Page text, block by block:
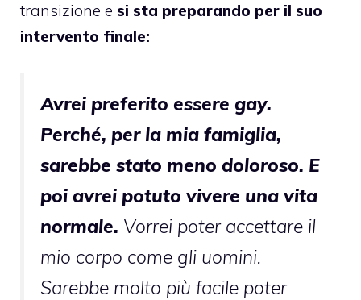
transizione e si sta preparando per il suo
intervento finale:
Avrei preferito essere gay.
Perché, per la mia famiglia,
sarebbe stato meno doloroso. E
poi avrei potuto vivere una vita
normale. Vorrei poter accettare il
mio corpo come gli uomini.
Sarebbe molto più facile poter